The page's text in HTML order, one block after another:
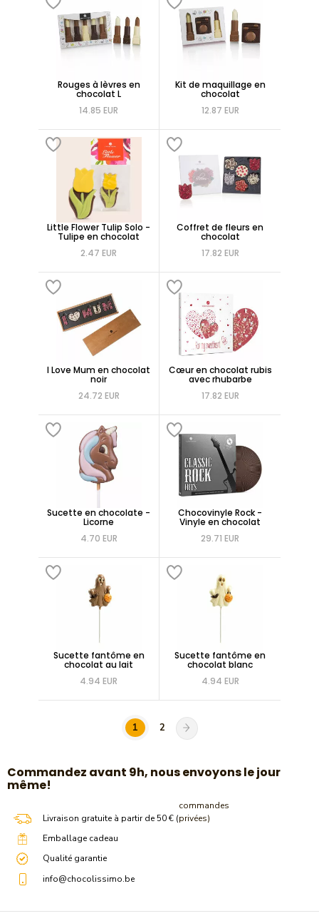
Rouges à lèvres en
chocolat L
14.85 EUR
Kit de maquillage en
chocolat
12.87 EUR
Little Flower Tulip Solo -
Tulipe en chocolat
2.47 EUR
Coffret de fleurs en
chocolat
17.82 EUR
I Love Mum en chocolat
noir
24.72 EUR
Cœur en chocolat rubis
avec rhubarbe
17.82 EUR
Sucette en chocolate -
Licorne
4.70 EUR
Chocovinyle Rock -
Vinyle en chocolat
29.71 EUR
Sucette fantôme en
chocolat au lait
4.94 EUR
Sucette fantôme en
chocolat blanc
4.94 EUR
1 2
​Commandez avant 9h, nous envoyons le jour
même!
Livraison gratuite à partir de 50 € (
commandes
privées)
Emballage cadeau
Qualité garantie
info@chocolissimo.be